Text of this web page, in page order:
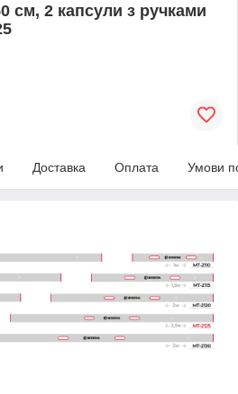
см, 2 капсули з ручками
Доставка Оплата Умови